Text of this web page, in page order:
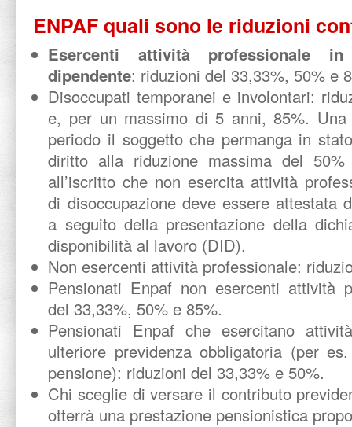
ENPAF quali sono le riduzioni
Esercenti attività professionale
dipendente: riduzioni del 33,33%, 50% e
Disoccupati temporanei e involontari:
e, per un massimo di 5 anni, 85%. Una
periodo il soggetto che permanga in
diritto alla riduzione massima del
all’iscritto che non esercita attività
di disoccupazione deve essere attestata
a seguito della presentazione della
disponibilità al lavoro (DID).
Non esercenti attività professionale:
Pensionati Enpaf non esercenti attività
del 33,33%, 50% e 85%.
Pensionati Enpaf che esercitano
ulteriore previdenza obbligatoria (per
pensione): riduzioni del 33,33% e 50%.
Chi sceglie di versare il contributo
otterrà una prestazione pensionistica